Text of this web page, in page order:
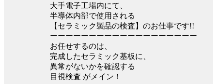
大手電子工場内にて、
半導体内部で使用される
【セラミック製品の検査】のお仕事です!!
ーーーーーーーーーーーーーーーーーーー
お任せするのは、
完成したセラミック基板に、
異常がないかを確認する
目視検査 がメイン！